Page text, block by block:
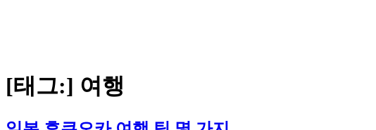
[태그:] 여행